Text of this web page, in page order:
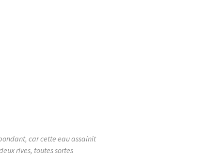
car cette eau assainit
rives, toutes sortes